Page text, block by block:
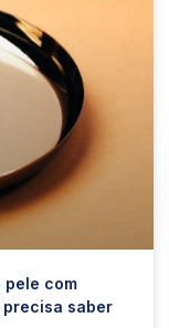
pele com
precisa saber